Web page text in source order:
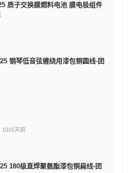
质子交换膜燃料电池 膜电极组件
钢琴低音弦缠绕用漆包铜圆线-团
1016天前
180级直焊聚氨酯漆包铜扁线-团